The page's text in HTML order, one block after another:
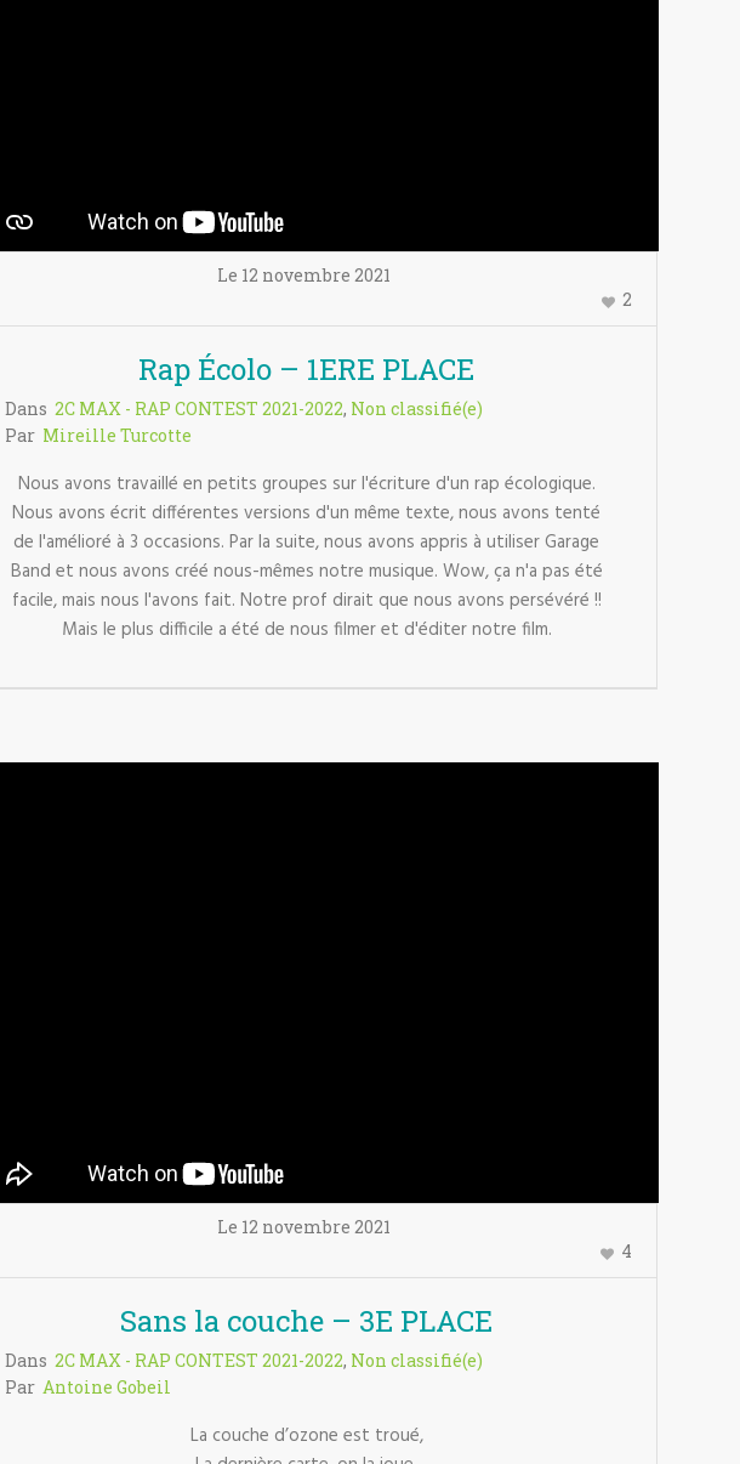
Le 12 novembre 2021
2
Rap Écolo – 1ERE PLACE
Dans 2C MAX - RAP CONTEST 2021-2022, Non classifié(e)
Par Mireille Turcotte
Nous avons travaillé en petits groupes sur l'écriture d'un rap écologique.
Nous avons écrit différentes versions d'un même texte, nous avons tenté
de l'amélioré à 3 occasions. Par la suite, nous avons appris à utiliser Garage
Band et nous avons créé nous-mêmes notre musique. Wow, ça n'a pas été
facile, mais nous l'avons fait. Notre prof dirait que nous avons persévéré !!
Mais le plus difficile a été de nous filmer et d'éditer notre film.
Le 12 novembre 2021
4
Sans la couche – 3E PLACE
Dans 2C MAX - RAP CONTEST 2021-2022, Non classifié(e)
Par Antoine Gobeil
La couche d’ozone est troué,